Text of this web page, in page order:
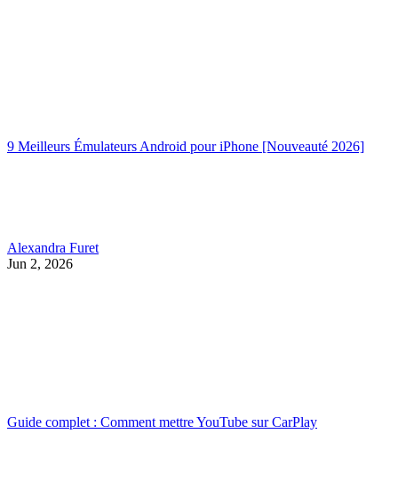
9 Meilleurs Émulateurs Android pour iPhone [Nouveauté 2026]
Alexandra Furet
Jun 2, 2026
Guide complet : Comment mettre YouTube sur CarPlay